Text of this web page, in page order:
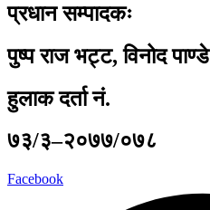
प्रधान सम्पादकः
पुष्प राज भट्ट, विनोद पाण्डे
हुलाक दर्ता नं.
७३/३–२०७७/०७८
Facebook